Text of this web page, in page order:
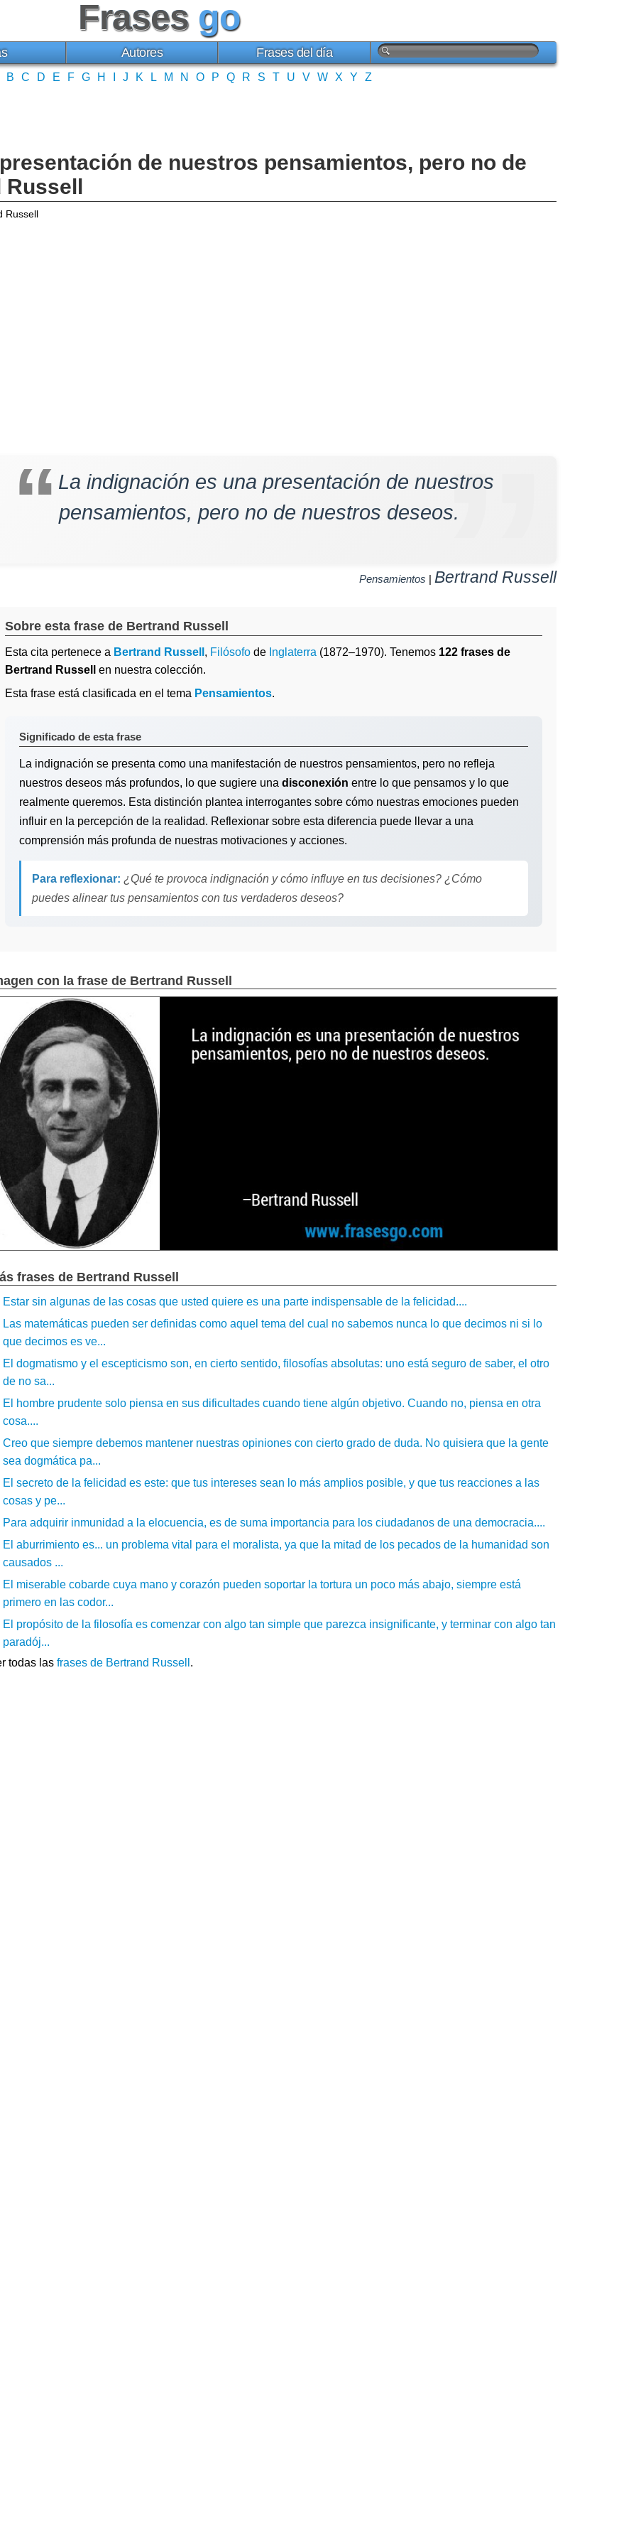
Frases go
Autores Frases del día
B C D E F G H J K L M N O P Q R S T U V W X Y Z
de nuestros pensamientos, pero no de
Russell
La indignación es una presentación de nuestros
pensamientos, pero no de nuestros deseos.
Pensamientos | Bertrand Russell
Sobre esta frase de Bertrand Russell
Esta cita pertenece a Bertrand Russell , Filósofo de Inglaterra (1872–1970). Tenemos 122 frases de
Bertrand Russell
en nuestra colección.
Esta frase está clasificada en el tema Pensamientos.
Significado de esta frase
La indignación se presenta como una manifestación de nuestros pensamientos, pero no refleja
nuestros deseos más profundos, lo que sugiere una disconexión entre lo que pensamos y lo que
realmente queremos. Esta distinción plantea interrogantes sobre cómo nuestras emociones pueden
influir en la percepción de la realidad. Reflexionar sobre esta diferencia puede llevar a una
comprensión más profunda de nuestras motivaciones y acciones.
Para reflexionar: ¿Qué te provoca indignación y cómo influye en tus decisiones? ¿Cómo
puedes alinear tus pensamientos con tus verdaderos deseos?
con la frase de Bertrand Russell
frases de Bertrand Russell
Estar sin algunas de las cosas que usted quiere es una parte indispensable de la felicidad....
Las matemáticas pueden ser definidas como aquel tema del cual no sabemos nunca lo que decimos ni si lo
que decimos es ve...
El dogmatismo y el escepticismo son, en cierto sentido, filosofías absolutas: uno está seguro de saber, el otro
de no sa...
El hombre prudente solo piensa en sus dificultades cuando tiene algún objetivo. Cuando no, piensa en otra
cosa....
Creo que siempre debemos mantener nuestras opiniones con cierto grado de duda. No quisiera que la gente
sea dogmática pa...
El secreto de la felicidad es este: que tus intereses sean lo más amplios posible, y que tus reacciones a las
cosas y pe...
Para adquirir inmunidad a la elocuencia, es de suma importancia para los ciudadanos de una democracia....
El aburrimiento es... un problema vital para el moralista, ya que la mitad de los pecados de la humanidad son
causados ​...
El miserable cobarde cuya mano y corazón pueden soportar la tortura un poco más abajo, siempre está
primero en las codor...
El propósito de la filosofía es comenzar con algo tan simple que parezca insignificante, y terminar con algo tan
paradój...
todas las frases de Bertrand Russell .